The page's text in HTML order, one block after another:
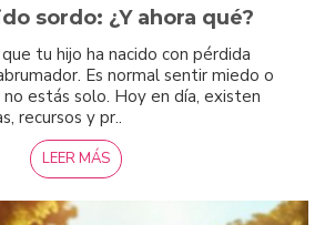
sordo: ¿Y ahora qué?
tu hijo ha nacido con pérdida
Es normal sentir miedo o
estás solo. Hoy en día, existen
recursos y pr..
LEER MÁS